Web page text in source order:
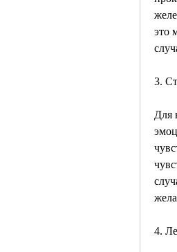
это
3.
Для
4.